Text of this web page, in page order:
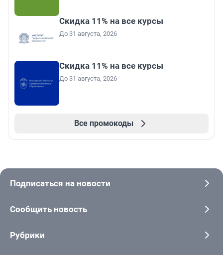
Скидка 11% на все курсы
До 31 августа, 2026
Скидка 11% на все курсы
До 31 августа, 2026
Все промокоды
Подписаться на новости
Сообщить новость
Рубрики